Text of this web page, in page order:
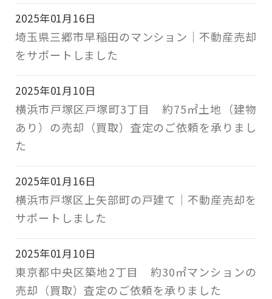
2025年01月16日
埼玉県三郷市早稲田のマンション｜不動産売却
をサポートしました
2025年01月10日
横浜市戸塚区戸塚町3丁目 約75㎡土地（建物
あり）の売却（買取）査定のご依頼を承りまし
た
2025年01月16日
横浜市戸塚区上矢部町の戸建て｜不動産売却を
サポートしました
2025年01月10日
東京都中央区築地2丁目 約30㎡マンションの
売却（買取）査定のご依頼を承りました